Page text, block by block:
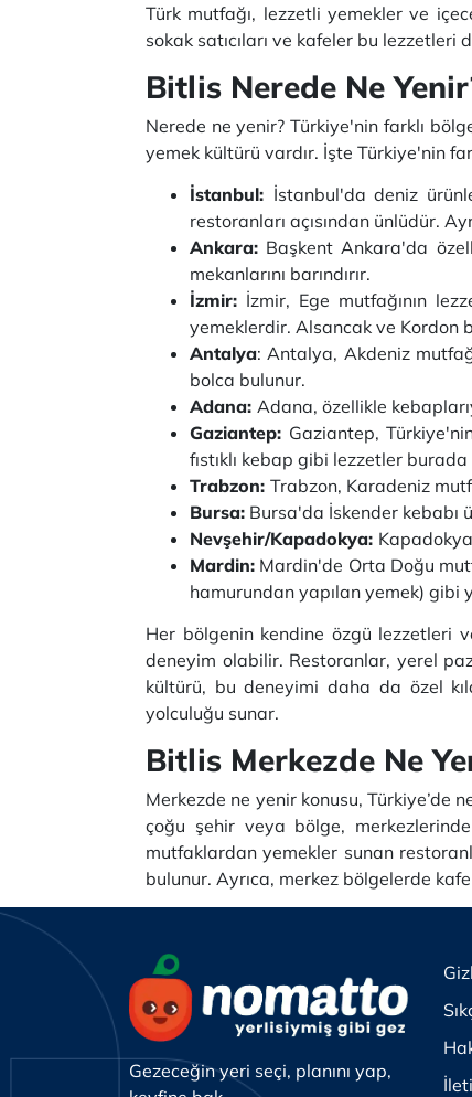
Türk mutfağı, lezzetli yemekler ve
sokak satıcıları ve kafeler bu
Bitlis Nerede Ne
Nerede ne yenir? Türkiye'nin farklı
yemek kültürü vardır. İşte Türkiye'nin
İstanbul: İstanbul'da deniz
restoranları açısından ünlüdür.
Ankara: Başkent Ankara'da
mekanlarını barındırır.
İzmir: İzmir, Ege mutfağının
yemeklerdir. Alsancak ve Kordon
Antalya: Antalya, Akdeniz
bolca bulunur.
Adana: Adana, özellikle
Gaziantep: Gaziantep,
fıstıklı kebap gibi lezzetler
Trabzon: Trabzon, Karadeniz
Bursa: Bursa'da İskender kebabı
Nevşehir/Kapadokya:
Mardin: Mardin'de Orta Doğu
hamurundan yapılan yemek) gibi
Her bölgenin kendine özgü lezzetleri
deneyim olabilir. Restoranlar, yerel
kültürü, bu deneyimi daha da özel
yolculuğu sunar.
Bitlis Merkezde Ne
Merkezde ne yenir konusu,
çoğu şehir veya bölge,
mutfaklardan yemekler sunan
bulunur. Ayrıca, merkez bölgelerde
Gezeceğin yeri seçi, planını yap,